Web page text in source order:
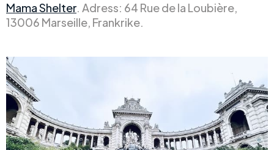
Mama Shelter. Adress: 64 Rue de la Loubière,
13006 Marseille, Frankrike.